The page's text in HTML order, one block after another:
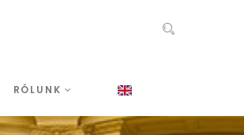
RÓLUNK